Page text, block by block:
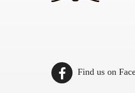
Find us on